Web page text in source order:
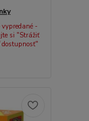
vypredané -
si "Strážiť
dostupnosť"